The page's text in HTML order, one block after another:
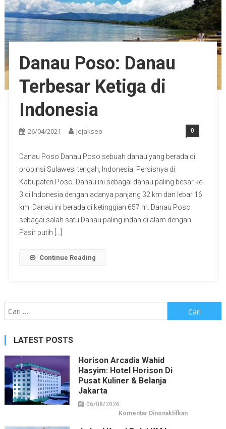
Danau Poso: Danau
Terbesar Ketiga di
Indonesia
26/04/2021 Jejakseo 0
Danau Poso Danau Poso sebuah danau yang berada di
propinsi Sulawesi tengah, Indonesia. Persisnya di
Kabupaten Poso. Danau ini sebagai danau paling besar ke-
3 di Indonesia dengan adanya panjang 32 km dan lebar 16
km. Danau ini berada di ketinggian 657 m. Danau Poso
sebagai salah satu Danau paling indah di alam dengan
Pasir putih […]
Continue Reading
untuk:
LATEST POSTS
Horison Arcadia Wahid
Hasyim: Hotel Horison Di
Pusat Kuliner & Belanja
Jakarta
06/08/2026
Komentar Dinonaktifkanpada